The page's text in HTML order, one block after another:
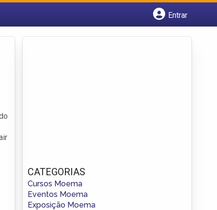
Entrar
CATEGORIAS
Cursos Moema
Eventos Moema
Exposição Moema